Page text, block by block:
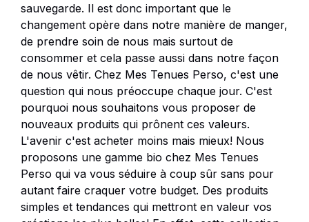
sauvegarde. Il est donc important que le
changement opère dans notre manière de manger,
de prendre soin de nous mais surtout de
consommer et cela passe aussi dans notre façon
de nous vêtir. Chez Mes Tenues Perso, c'est une
question qui nous préoccupe chaque jour. C'est
pourquoi nous souhaitons vous proposer de
nouveaux produits qui prônent ces valeurs.
L'avenir c'est acheter moins mais mieux! Nous
proposons une gamme bio chez Mes Tenues
Perso qui va vous séduire à coup sûr sans pour
autant faire craquer votre budget. Des produits
simples et tendances qui mettront en valeur vos